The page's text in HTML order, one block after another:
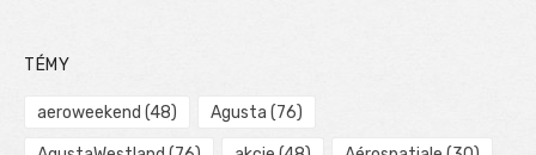
TÉMY
aeroweekend (48) Agusta (76)